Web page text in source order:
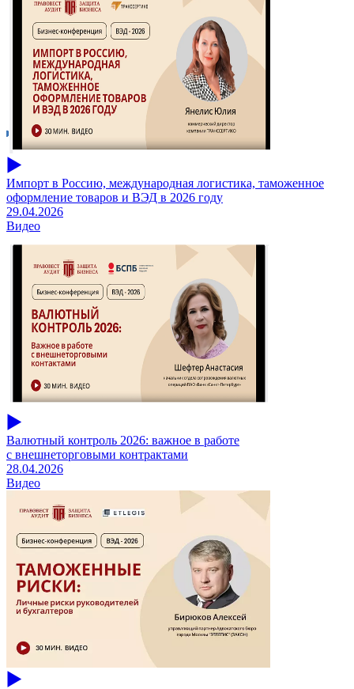
Импорт в Россию, международная логистика, таможенное
оформление товаров и ВЭД в 2026 году
29.04.2026
Видео
Валютный контроль 2026: важное в работе
с внешнеторговыми контрактами
28.04.2026
Видео